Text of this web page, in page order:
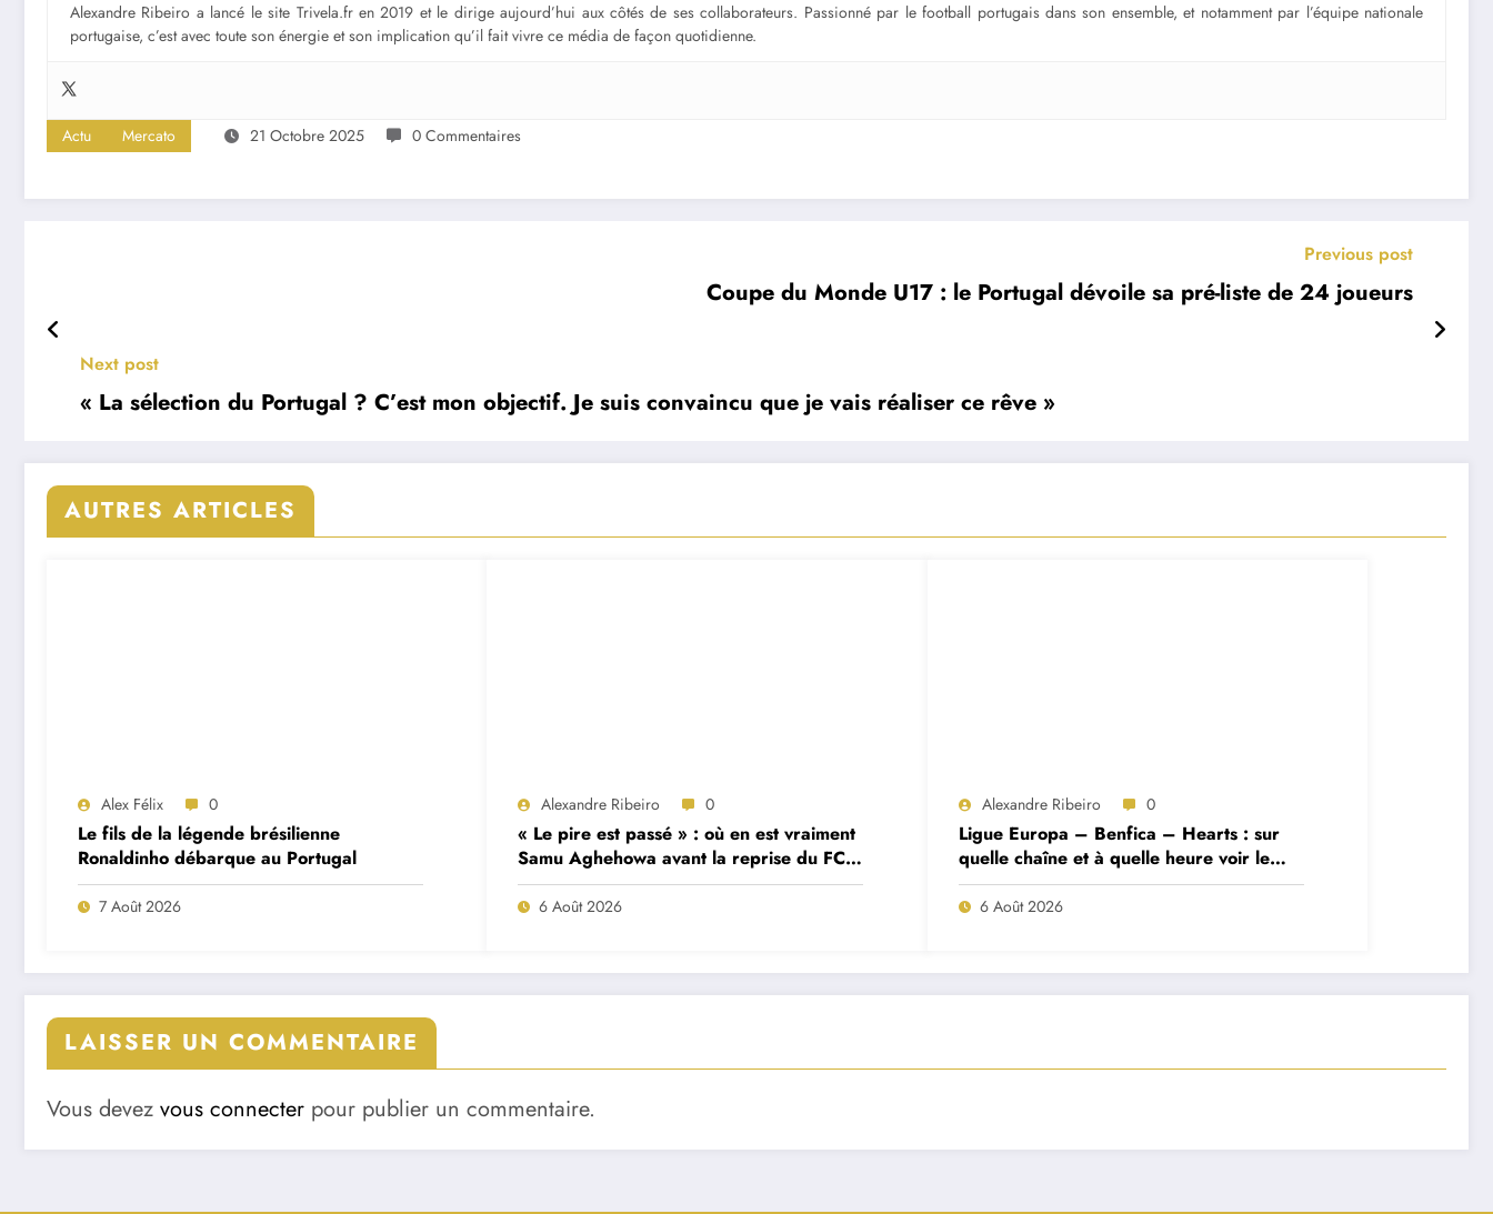
Alexandre Ribeiro a lancé le site Trivela.fr en 2019 et le dirige aujourd’hui aux côtés de ses collaborateurs. Passionné par le football portugais dans son ensemble, et notamment par l’équipe nationale
portugaise, c’est avec toute son énergie et son implication qu’il fait vivre ce média de façon quotidienne.
Actu Mercato 21 Octobre 2025 0 Commentaires
Previous post
Coupe du Monde U17 : le Portugal dévoile sa pré-liste de 24 joueurs
Next post
« La sélection du Portugal ? C’est mon objectif. Je suis convaincu que je vais réaliser ce rêve »
AUTRES ARTICLES
Alex Félix 0
Le fils de la légende brésilienne
Ronaldinho débarque au Portugal
7 Août 2026
Alexandre Ribeiro 0
« Le pire est passé » : où en est vraiment
Samu Aghehowa avant la reprise du FC
Porto ?
6 Août 2026
Alexandre Ribeiro 0
Ligue Europa – Benfica – Hearts : sur
quelle chaîne et à quelle heure voir le
match ?
6 Août 2026
LAISSER UN COMMENTAIRE
Vous devez vous connecter pour publier un commentaire.